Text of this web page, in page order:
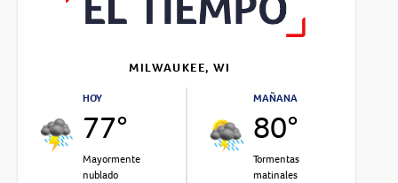
MILWAUKEE, WI
HOY
77°
Mayormente
nublado
MAÑANA
80°
Tormentas
matinales